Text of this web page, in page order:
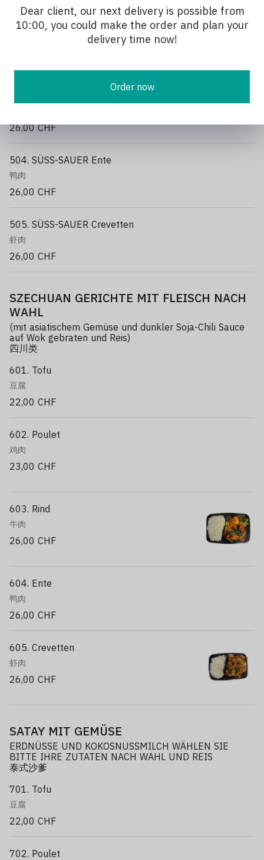
Dear client, our next delivery is possible from
10:00, you could make the order and plan your
delivery time now!
Order now
502. SÜSS-SAUER Poulet
26,00 CHF
504. SÜSS-SAUER Ente
鸭肉
26,00 CHF
505. SÜSS-SAUER Crevetten
虾肉
26,00 CHF
SZECHUAN GERICHTE MIT FLEISCH NACH
WAHL
(mit asiatischem Gemüse und dunkler Soja-Chili Sauce
auf Wok gebraten und Reis)
四川类
601. Tofu
豆腐
22,00 CHF
602. Poulet
鸡肉
23,00 CHF
603. Rind
牛肉
26,00 CHF
604. Ente
鸭肉
26,00 CHF
605. Crevetten
虾肉
26,00 CHF
SATAY MIT GEMÜSE
ERDNÜSSE UND KOKOSNUSSMILCH WÄHLEN SIE
BITTE IHRE ZUTATEN NACH WAHL UND REIS
泰式沙爹
701. Tofu
豆腐
22,00 CHF
702. Poulet